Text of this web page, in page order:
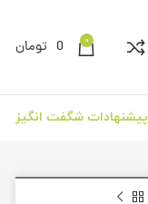
0
0 تومان
پیشنهادات شگفت انگیز